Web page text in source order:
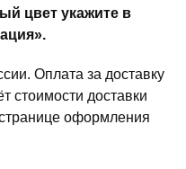
цвет укажите в
Оплата за доставку
стоимости доставки
оформления